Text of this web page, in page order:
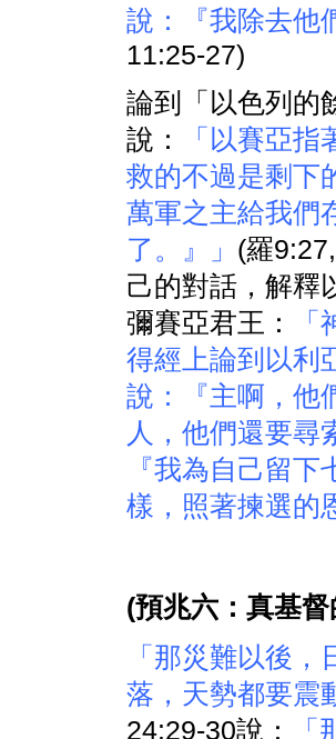
說：『我除去他
11:25-27)
論到「以色列的
說：
「以賽亞
救的不過是剩下
萬軍之主給我們
了。』」 (羅
己的對話，解釋
彌賽亞君王：
得經上論到以利
說：『主啊，他
人，他們還要尋
『我為自己留
樣，照著揀選的
(預兆六：真基
「那災難以後
落，天勢都要震
24:29-30說：